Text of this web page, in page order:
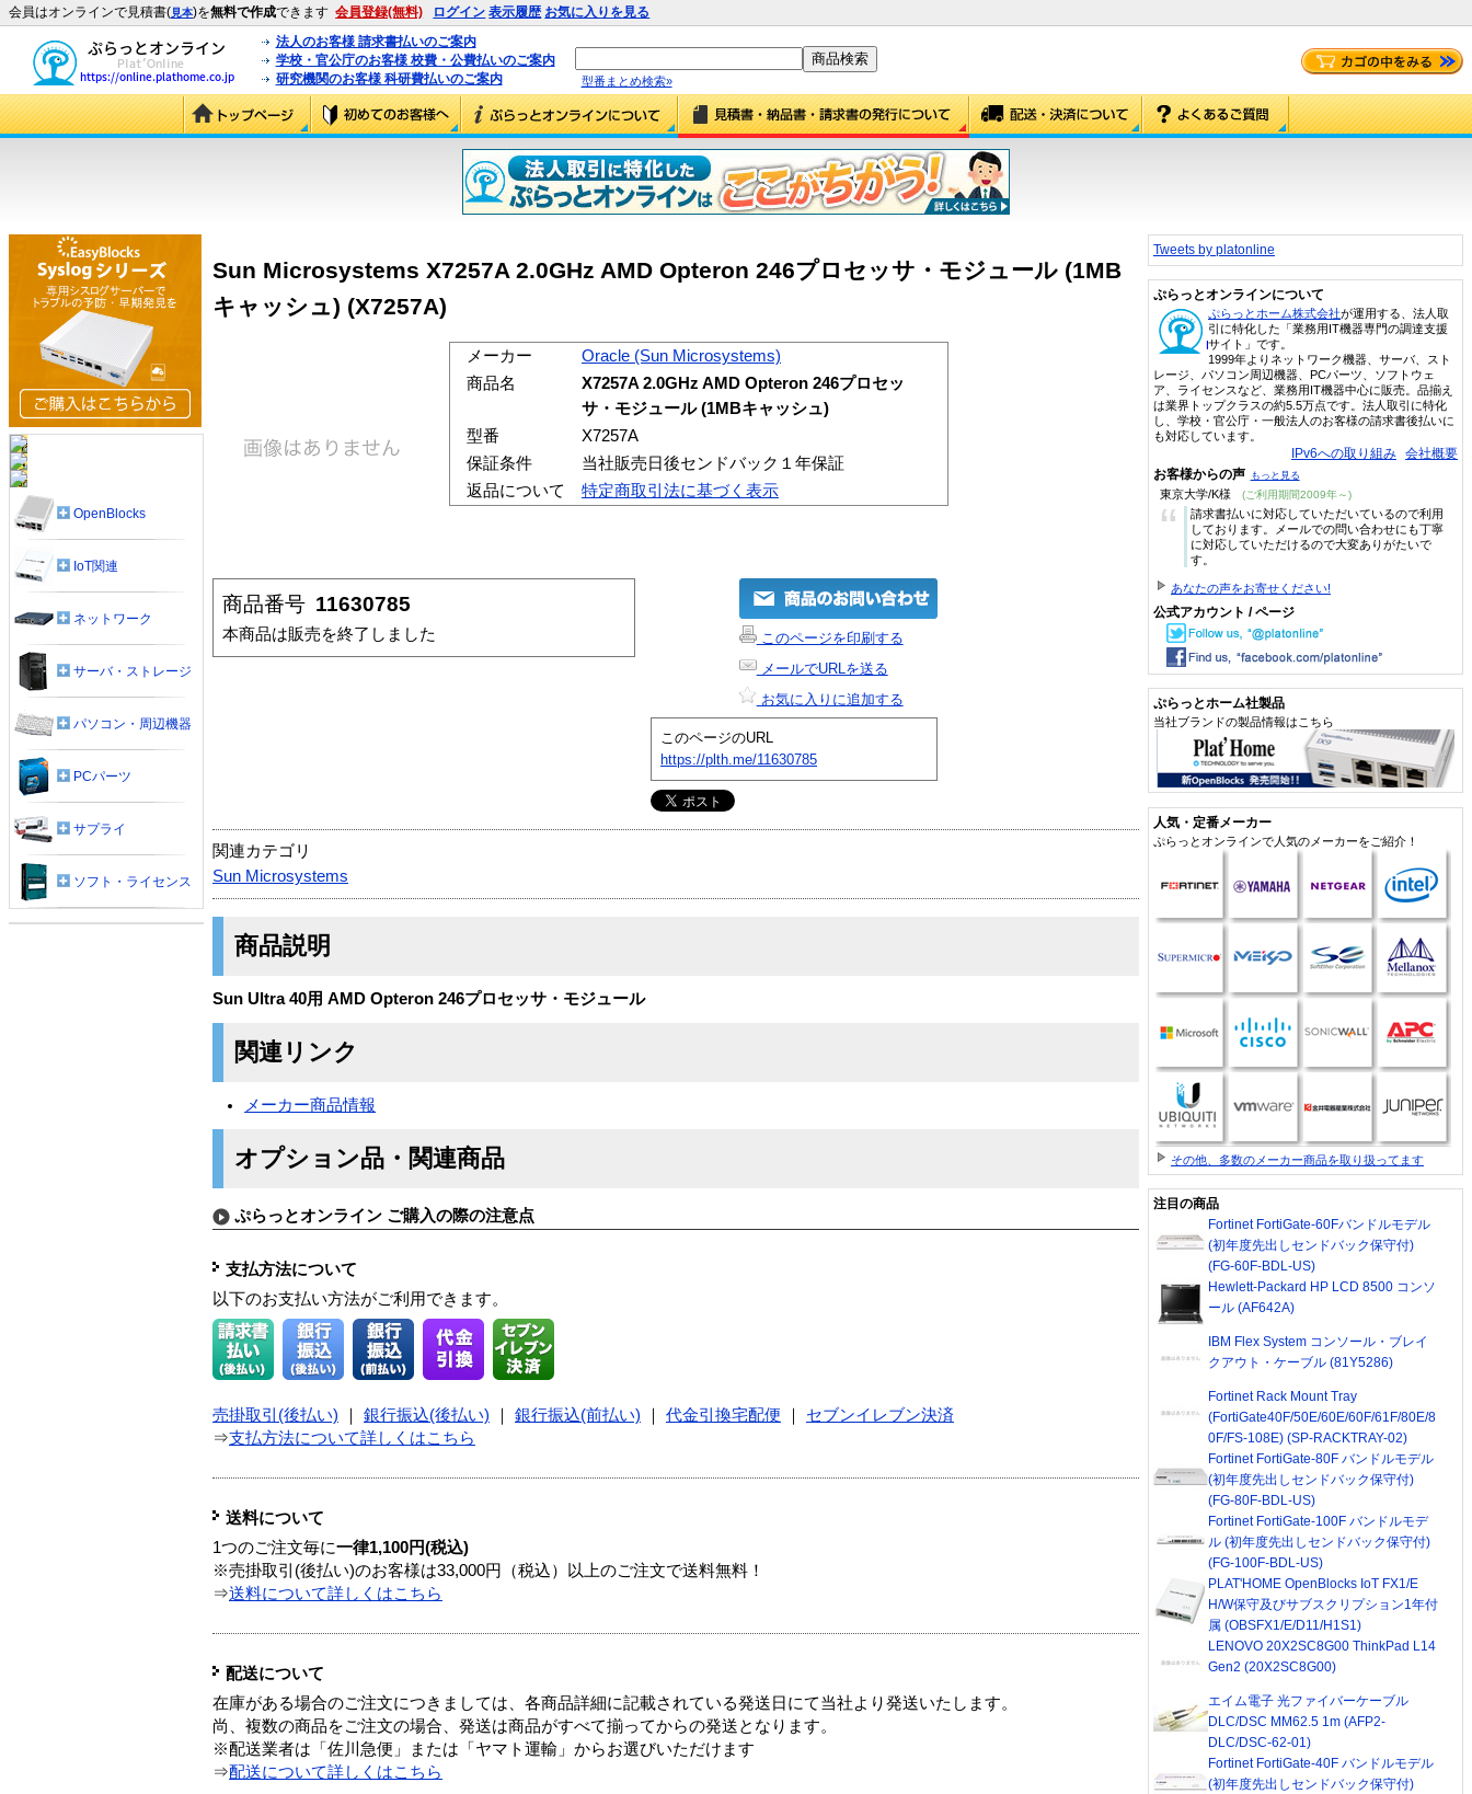
会員はオンラインで見積書(見本)を無料で作成できます 会員登録(無料) ログイン 表示履歴 お気に入りを見る
法人のお客様 請求書払いのご案内
学校・官公庁のお客様 校費・公費払いのご案内
研究機関のお客様 科研費払いのご案内
型番まとめ検索»
Sun Microsystems X7257A 2.0GHz AMD Opteron 246プロセッサ・モジュール (1MB
キャッシュ) (X7257A)
メーカー
Oracle (Sun Microsystems)
商品名
X7257A 2.0GHz AMD Opteron 246プロセッ
サ・モジュール (1MBキャッシュ)
型番
X7257A
保証条件
当社販売日後センドバック１年保証
返品について
特定商取引法に基づく表示
商品番号 11630785
本商品は販売を終了しました
このページを印刷する
メールでURLを送る
お気に入りに追加する
このページのURL
https://plth.me/11630785
関連カテゴリ
Sun Microsystems
商品説明
Sun Ultra 40用 AMD Opteron 246プロセッサ・モジュール
関連リンク
メーカー商品情報
オプション品・関連商品
ぷらっとオンライン ご購入の際の注意点
支払方法について
以下のお支払い方法がご利用できます。
売掛取引(後払い) 銀行振込(後払い) 銀行振込(前払い) 代金引換宅配便
セブンイレブン決済
⇒支払方法について詳しくはこちら
送料について
1つのご注文毎に一律1,100円(税込)
※売掛取引(後払い)のお客様は33,000円（税込）以上のご注文で送料無料！
⇒送料について詳しくはこちら
配送について
在庫がある場合のご注文につきましては、各商品詳細に記載されている発送日にて当社より発送いたします。
尚、複数の商品をご注文の場合、発送は商品がすべて揃ってからの発送となります。
※配送業者は「佐川急便」または「ヤマト運輸」からお選びいただけます
⇒配送について詳しくはこちら
OpenBlocks
IoT関連
ネットワーク
サーバ・ストレージ
パソコン・周辺機器
PCパーツ
サプライ
ソフト・ライセンス
Tweets by platonline
ぷらっとオンラインについて
ぷらっとホーム株式会社が運用する、法人取
引に特化した「業務用IT機器専門の調達支援
サイト」です。
1999年よりネットワーク機器、サーバ、スト
レージ、パソコン周辺機器、PCパーツ、ソフトウェ
ア、ライセンスなど、業務用IT機器中心に販売。品揃え
は業界トップクラスの約5.5万点です。法人取引に特化
し、学校・官公庁・一般法人のお客様の請求書後払いに
も対応しています。
IPv6への取り組み 会社概要
お客様からの声 もっと見る
東京大学/K様 (ご利用期間2009年～)
“
請求書払いに対応していただいているので利用
しております。メールでの問い合わせにも丁寧
に対応していただけるので大変ありがたいで
す。
あなたの声をお寄せください!
公式アカウント / ページ
ぷらっとホーム社製品
当社ブランドの製品情報はこちら
人気・定番メーカー
ぷらっとオンラインで人気のメーカーをご紹介！
その他、多数のメーカー商品を取り扱ってます
注目の商品
Fortinet FortiGate-60Fバンドルモデル
(初年度先出しセンドバック保守付)
(FG-60F-BDL-US)
Hewlett-Packard HP LCD 8500 コンソ
ール (AF642A)
IBM Flex System コンソール・ブレイ
クアウト・ケーブル (81Y5286)
Fortinet Rack Mount Tray
(FortiGate40F/50E/60E/60F/61F/80E/8
0F/FS-108E) (SP-RACKTRAY-02)
Fortinet FortiGate-80F バンドルモデル
(初年度先出しセンドバック保守付)
(FG-80F-BDL-US)
Fortinet FortiGate-100F バンドルモデ
ル (初年度先出しセンドバック保守付)
(FG-100F-BDL-US)
PLAT'HOME OpenBlocks IoT FX1/E
H/W保守及びサブスクリプション1年付
属 (OBSFX1/E/D11/H1S1)
LENOVO 20X2SC8G00 ThinkPad L14
Gen2 (20X2SC8G00)
エイム電子 光ファイバーケーブル
DLC/DSC MM62.5 1m (AFP2-
DLC/DSC-62-01)
Fortinet FortiGate-40F バンドルモデル
(初年度先出しセンドバック保守付)